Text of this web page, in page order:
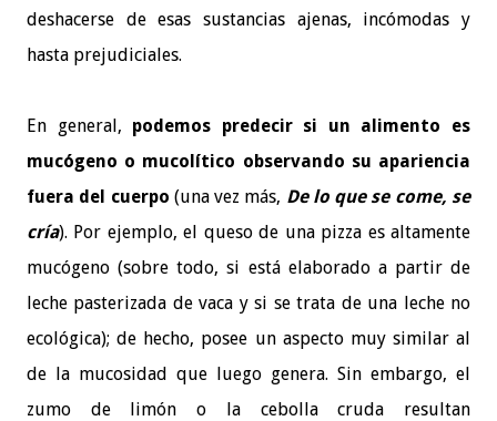
deshacerse de esas sustancias ajenas, incómodas y
hasta prejudiciales.
En general, podemos predecir si un alimento es
mucógeno o mucolítico observando su apariencia
fuera del cuerpo (una vez más, De lo que se come, se
cría). Por ejemplo, el queso de una pizza es altamente
mucógeno (sobre todo, si está elaborado a partir de
leche pasterizada de vaca y si se trata de una leche no
ecológica); de hecho, posee un aspecto muy similar al
de la mucosidad que luego genera. Sin embargo, el
zumo de limón o la cebolla cruda resultan